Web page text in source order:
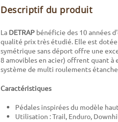
Descriptif du produit
La DETRAP bénéficie des 10 années
qualité prix très étudié. Elle est
symétrique sans déport offre une
8 amovibles en acier) offrent quant à
système de multi roulements
Caractéristiques
Pédales inspirées du modèle
Utilisation : Trail, Enduro,